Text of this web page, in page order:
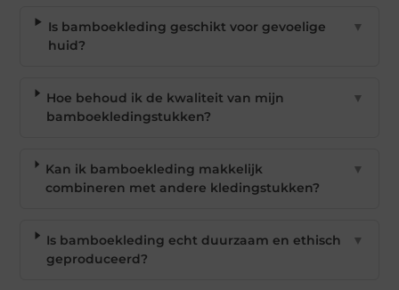
Is bamboekleding geschikt voor gevoelige
huid?
▼
Hoe behoud ik de kwaliteit van mijn
bamboekledingstukken?
▼
Kan ik bamboekleding makkelijk
combineren met andere kledingstukken?
▼
Is bamboekleding echt duurzaam en ethisch
geproduceerd?
▼